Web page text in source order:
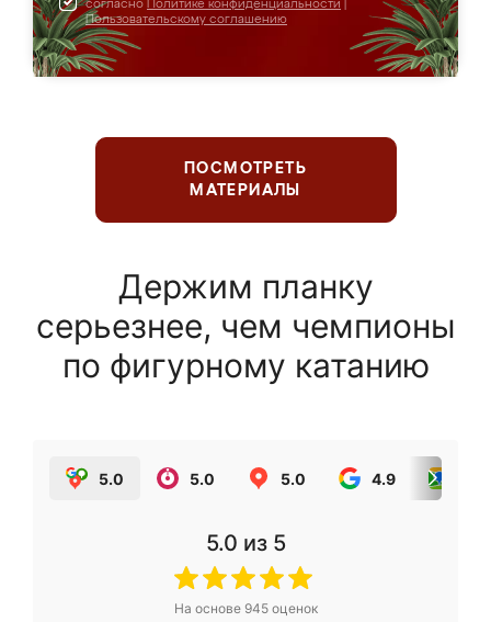
согласно Политике конфиденциальности
Пользовательскому соглашению
ПОСМОТРЕТЬ
МАТЕРИАЛЫ
Держим планку
серьезнее, чем чемпионы
по фигурному катанию
5.0 5.0 5.0 4.9
5.0 из 5
На основе 945оценок